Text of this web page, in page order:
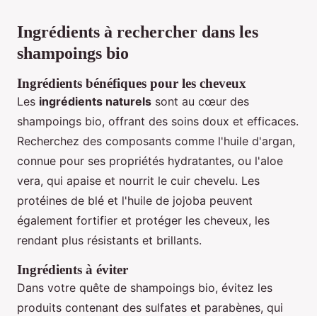
Ingrédients à rechercher dans les
shampoings bio
Ingrédients bénéfiques pour les cheveux
Les ingrédients naturels sont au cœur des
shampoings bio, offrant des soins doux et efficaces.
Recherchez des composants comme l'huile d'argan,
connue pour ses propriétés hydratantes, ou l'aloe
vera, qui apaise et nourrit le cuir chevelu. Les
protéines de blé et l'huile de jojoba peuvent
également fortifier et protéger les cheveux, les
rendant plus résistants et brillants.
Ingrédients à éviter
Dans votre quête de shampoings bio, évitez les
produits contenant des sulfates et parabènes, qui